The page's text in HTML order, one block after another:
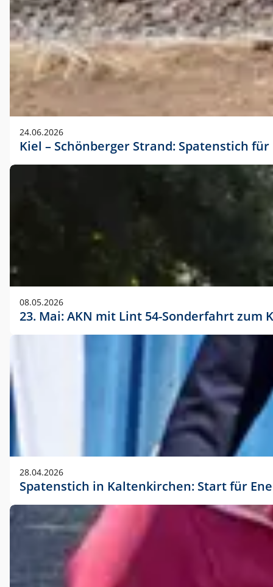
24.06.2026
Kiel – Schönberger Strand: Spatenstich
08.05.2026
23. Mai: AKN mit Lint 54-Sonderfahrt
28.04.2026
Spatenstich in Kaltenkirchen: Start für